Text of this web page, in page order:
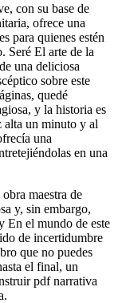
con su base de
ofrece una
para quienes estén
Seré El arte de la
una deliciosa
sobre este
quedé
y la historia es
alta un minuto y al
una
en una
maestra de
y, sin embargo,
En el mundo de este
de incertidumbre
que no puedes
el final, un
pdf narrativa